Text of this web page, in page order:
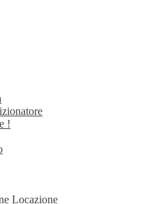
!
Locazione